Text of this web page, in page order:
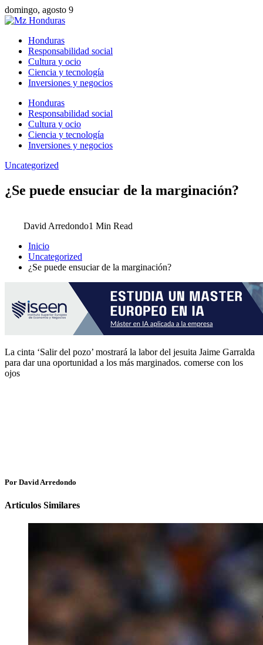
domingo, agosto 9
Honduras
Responsabilidad social
Cultura y ocio
Ciencia y tecnología
Inversiones y negocios
Honduras
Responsabilidad social
Cultura y ocio
Ciencia y tecnología
Inversiones y negocios
Uncategorized
¿Se puede ensuciar de la marginación?
David Arredondo1 Min Read
Inicio
Uncategorized
¿Se puede ensuciar de la marginación?
La cinta ‘Salir del pozo’ mostrará la labor del jesuita Jaime Garralda
para dar una oportunidad a los más marginados. comerse con los
ojos
Por David Arredondo
Articulos Similares